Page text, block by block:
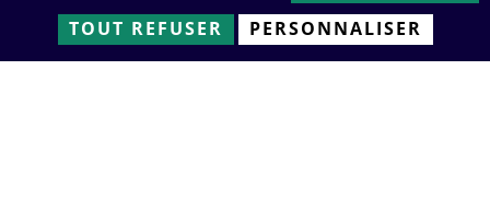
SIÈGE SOCIAL ET SITE PRINCIPAL
TOUT REFUSER
PERSONNALISER